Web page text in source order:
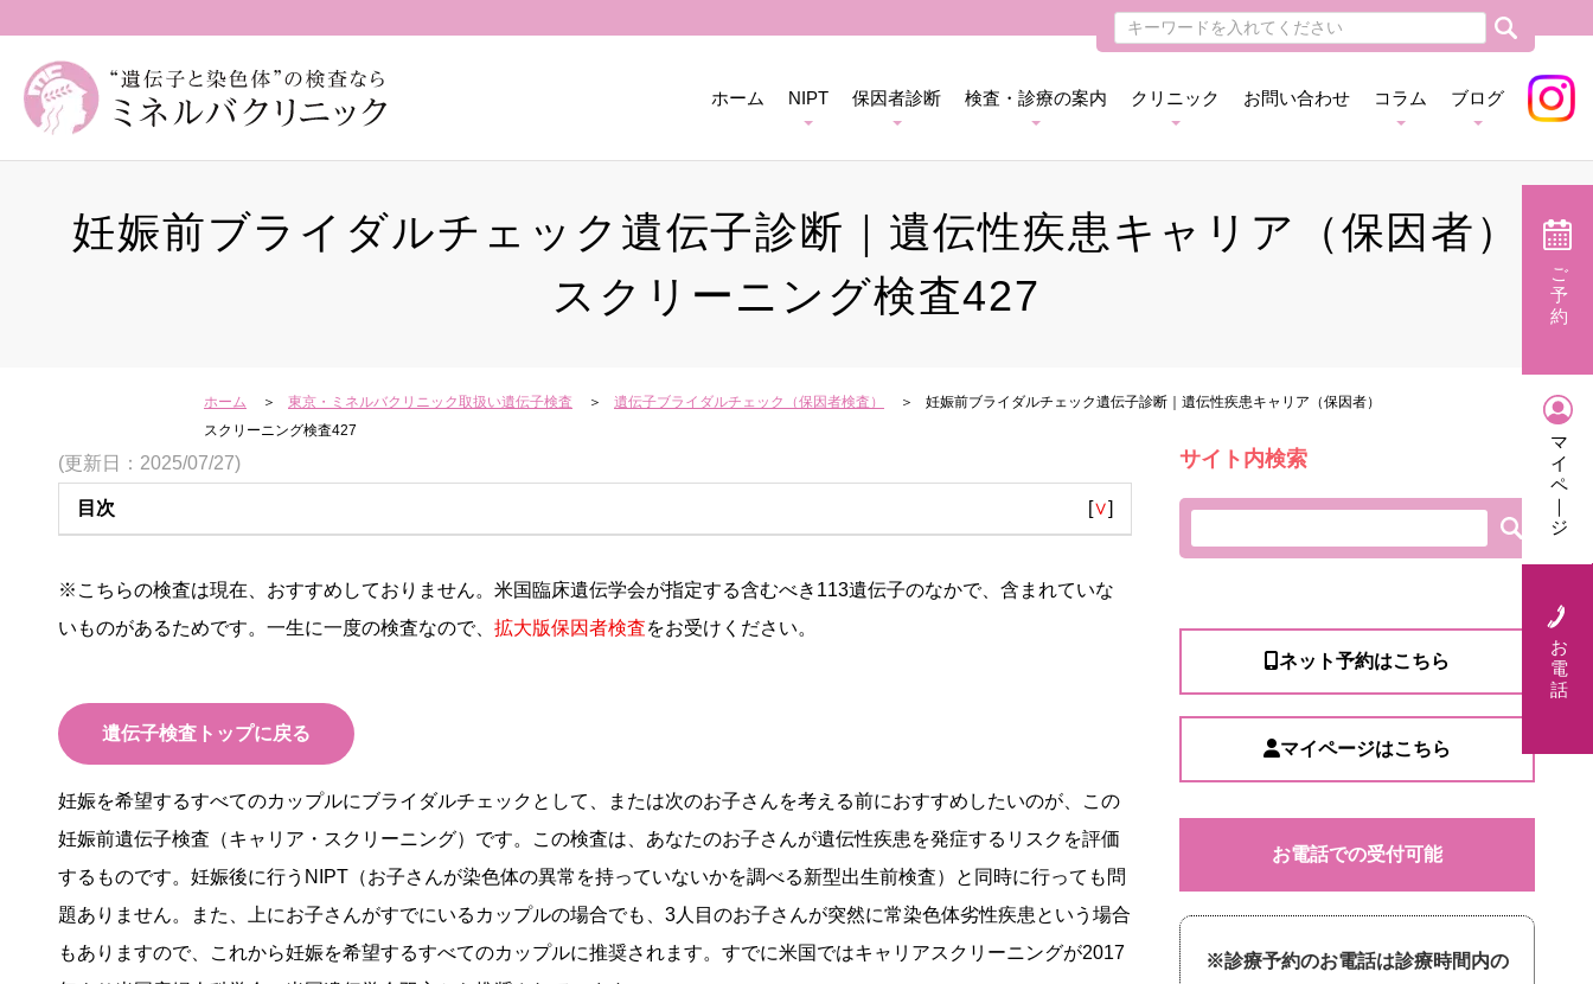
ホーム NIPT 保因者診断 検査・診療の案内 クリニック お問い合わせ コラム ブログ
妊娠前ブライダルチェック遺伝子診断｜遺伝性疾患キャリア（保因者）
スクリーニング検査427
ホーム 東京・ミネルバクリニック取扱い遺伝子検査 遺伝子ブライダルチェック （保因者検査）
妊娠前ブライダルチェック遺伝子診断｜遺伝性疾患キャリア（保因者）
スクリーニング検査427
(更新日：2025/07/27)
目次 [∨]
※こちらの検査は現在、おすすめしておりません。米国臨床遺伝学会が指定する含むべき113遺伝子のなかで、含まれていな
いものがあるためです。一生に一度の検査なので、 拡大版保因者検査をお受けください。
遺伝子検査トップに戻る
妊娠を希望するすべてのカップルにブライダルチェックとして、または次のお子さんを考える前におすすめしたいのが、この
妊娠前遺伝子検査（キャリア・スクリーニング）です。この検査は、あなたのお子さんが遺伝性疾患を発症するリスクを評価
するものです。妊娠後に行うNIPT（お子さんが染色体の異常を持っていないかを調べる新型出生前検査）と同時に行っても問
題ありません。また、上にお子さんがすでにいるカップルの場合でも、3人目のお子さんが突然に常染色体劣性疾患という場合
もありますので、これから妊娠を希望するすべてのカップルに推奨されます。すでに米国ではキャリアスクリーニングが2017
サイト内検索
ネット予約はこちら
マイページはこちら
お電話での受付可能
※診療予約のお電話は診療時間内の
ご
予
約
マ
イ
ペ
｜
ジ
お
電
話